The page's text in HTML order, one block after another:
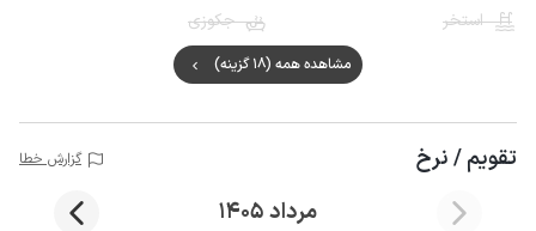
استخر
جکوزی
مشاهده همه (18 گزینه)
تقویم / نرخ گزارش خطا
مرداد 1405